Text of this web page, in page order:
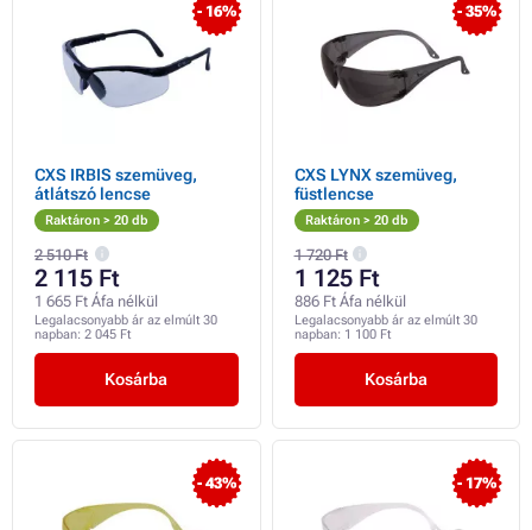
- 16%
CXS IRBIS szemüveg,
átlátszó lencse
Raktáron > 20 db
2 510 Ft
2 115 Ft
1 665 Ft Áfa nélkül
Legalacsonyabb ár az elmúlt 30
napban: 2 045 Ft
Kosárba
- 35%
CXS LYNX szemüveg,
füstlencse
Raktáron > 20 db
1 720 Ft
1 125 Ft
886 Ft Áfa nélkül
Legalacsonyabb ár az elmúlt 30
napban: 1 100 Ft
Kosárba
- 43% - 17%